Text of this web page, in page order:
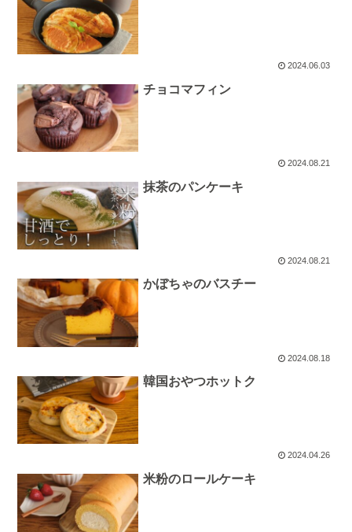
2024.06.03
チョコマフィン
2024.08.21
抹茶のパンケーキ
2024.08.21
かぼちゃのバスチー
2024.08.18
韓国おやつホットク
2024.04.26
米粉のロールケーキ